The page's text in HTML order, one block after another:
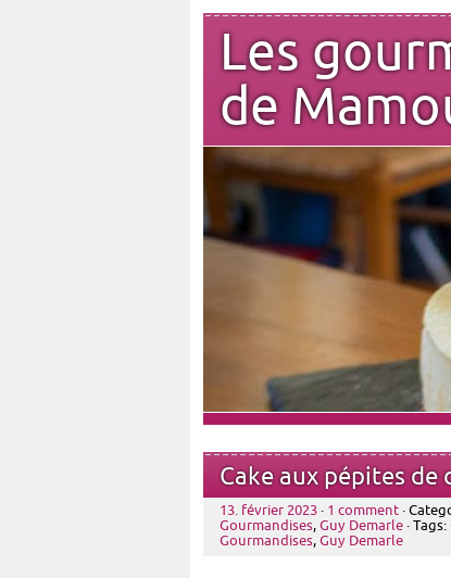
Les
de
Cake aux pépites de
13. février 2023 · 1 comment ·
Gourmandises, Guy Demarle · Tags:
Gourmandises, Guy Demarle